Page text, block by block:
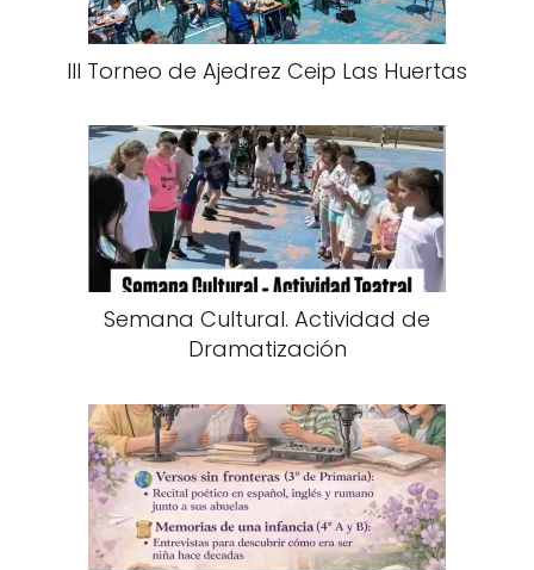
III Torneo de Ajedrez Ceip Las Huertas
Semana Cultural. Actividad de
Dramatización